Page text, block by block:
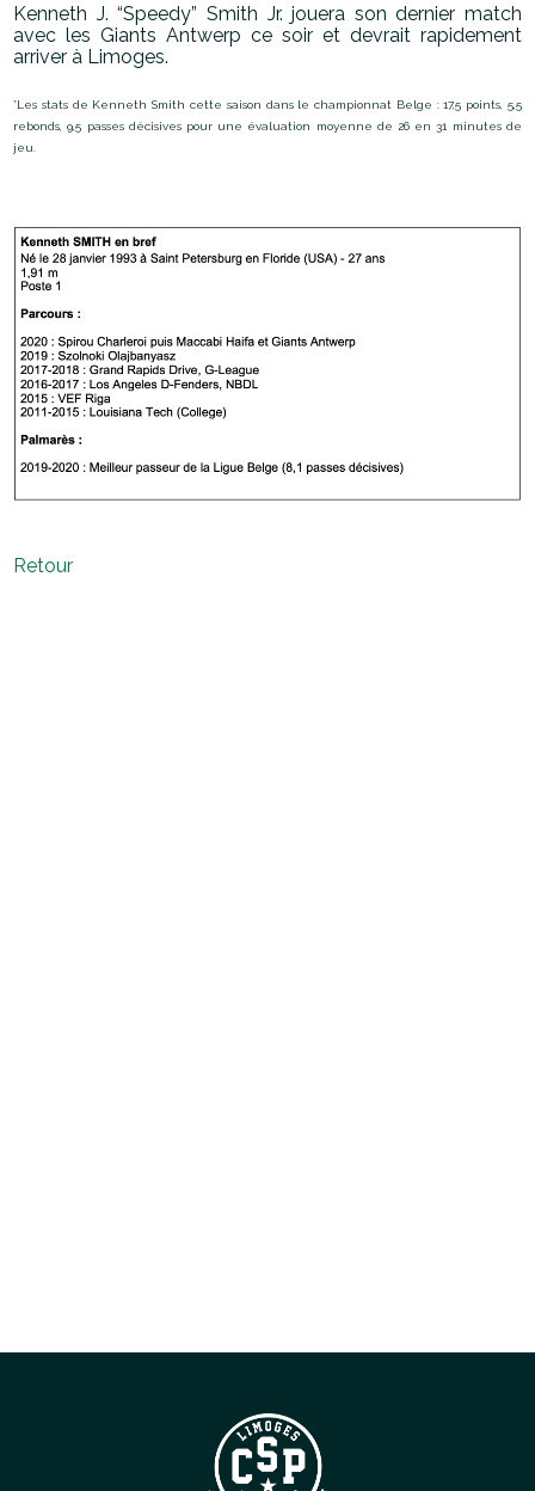
Kenneth J. “Speedy” Smith Jr. jouera son dernier match
avec les Giants Antwerp ce soir et devrait rapidement
arriver à Limoges.
*Les stats de Kenneth Smith cette saison dans le championnat Belge : 17,5 points, 5,5
rebonds, 9,5 ​passes décisives​ pour une évaluation moyenne de 26 en 31 ​minutes de
jeu​.
Retour